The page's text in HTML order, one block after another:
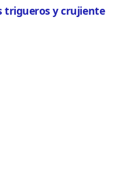
trigueros y crujiente